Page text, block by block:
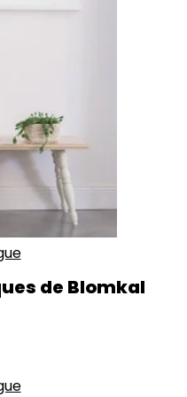
de Blomkal